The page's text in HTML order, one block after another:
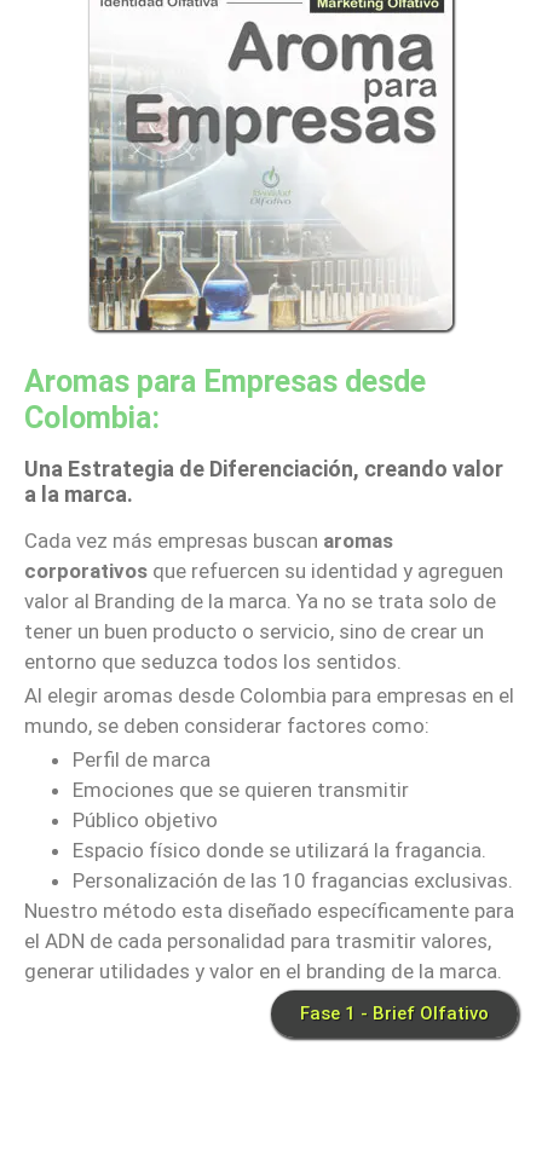
Aromas para Empresas desde
Colombia:
Una Estrategia de Diferenciación, creando valor
a la marca.
Cada vez más empresas buscan aromas
corporativos que refuercen su identidad y agreguen
valor al Branding de la marca. Ya no se trata solo de
tener un buen producto o servicio, sino de crear un
entorno que seduzca todos los sentidos.
Al elegir aromas desde Colombia para empresas en el
mundo, se deben considerar factores como:
Perfil de marca
Emociones que se quieren transmitir
Público objetivo
Espacio físico donde se utilizará la fragancia.
Personalización de las 10 fragancias exclusivas.
Nuestro método esta diseñado específicamente para
el ADN de cada personalidad para trasmitir valores,
generar utilidades y valor en el branding de la marca.
Fase 1 - Brief Olfativo